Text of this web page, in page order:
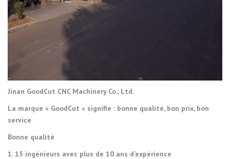
Jinan GoodCut CNC Machinery Co., Ltd.
La marque « GoodCut » signifie : bonne qualité, bon prix, bon
service
Bonne qualité
1. 15 ingénieurs avec plus de 10 ans d’expérience